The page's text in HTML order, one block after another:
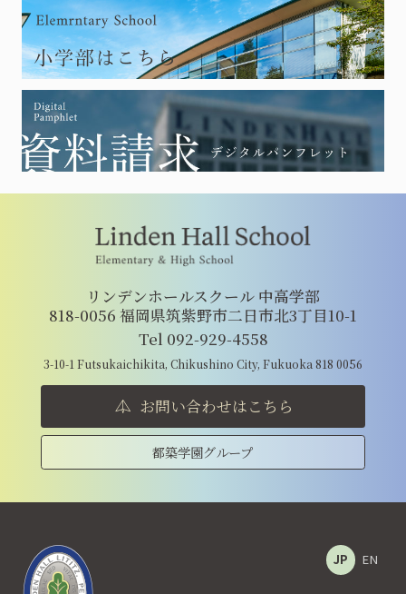
リンデンホールスクール 中高学部
818-0056 福岡県筑紫野市二日市北3丁目10-1
Tel 092-929-4558
3-10-1 Futsukaichikita, Chikushino City, Fukuoka 818 0056
お問い合わせはこちら
都築学園グループ
JP EN